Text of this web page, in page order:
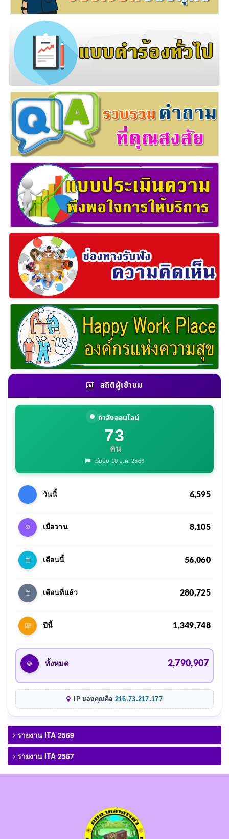
สถิติผู้เข้าชม
กำลังออนไลน์
73
คน
เริ่มนับ 10 ม.ค. 2566
วันนี้ 6,595
เมื่อวาน 8,105
เดือนนี้ 56,060
เดือนที่แล้ว 280,725
ปีนี้ 1,349,748
ทั้งหมด 2,790,907
IP ของคุณคือ 216.73.217.177
รายงาน ITA 2569
รายงาน ITA 2567